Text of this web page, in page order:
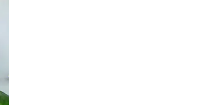
gestów dotykowych lub przesuwania.